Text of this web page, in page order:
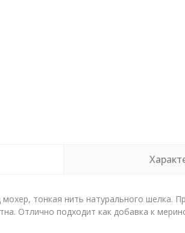
тонкая нить натурального шелка.
Отлично подходит как добавка к